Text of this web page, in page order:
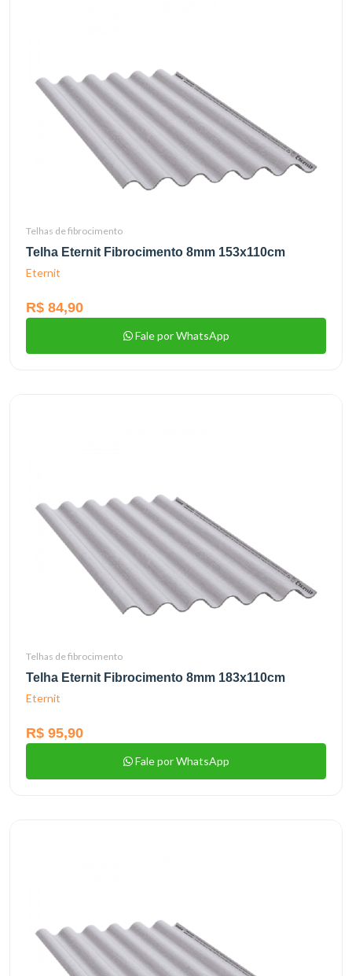
Telhas de fibrocimento
Telha Eternit Fibrocimento 8mm 153x110cm
Eternit
R$ 84,90
Fale por WhatsApp
Telhas de fibrocimento
Telha Eternit Fibrocimento 8mm 183x110cm
Eternit
R$ 95,90
Fale por WhatsApp